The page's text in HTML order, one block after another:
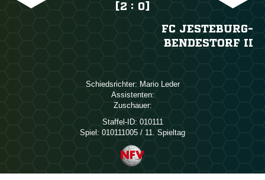
[2 : 0]
FC JESTEBURG-
BENDESTORF II
Schiedsrichter:  
Assistenten:
Zuschauer:
Staffel-ID: 010111
Spiel: 010111005 / 11. Spieltag